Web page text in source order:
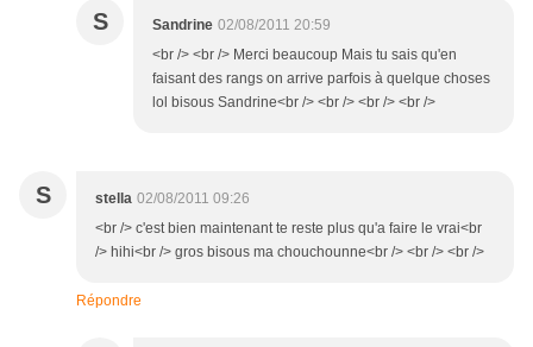
S Sandrine 02/08/2011 20:59
<br /> <br /> Merci beaucoup Mais tu sais qu'en
faisant des rangs on arrive parfois à quelque choses
lol bisous Sandrine<br /> <br /> <br /> <br />
S stella 02/08/2011 09:26
<br /> c'est bien maintenant te reste plus qu'a faire le vrai<br
/> hihi<br /> gros bisous ma chouchounne<br /> <br /> <br />
Répondre